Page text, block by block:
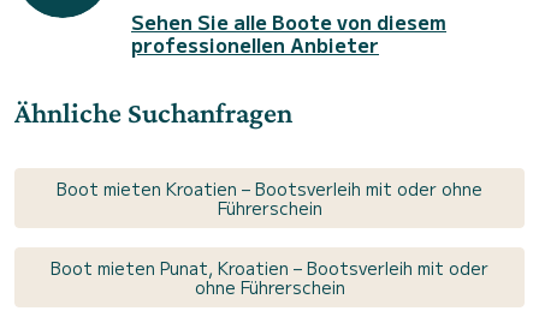
Sehen Sie alle Boote von diesem
professionellen Anbieter
Ähnliche Suchanfragen
Boot mieten Kroatien – Bootsverleih mit oder ohne
Führerschein
Boot mieten Punat, Kroatien – Bootsverleih mit oder
ohne Führerschein